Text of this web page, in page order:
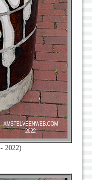
2022)